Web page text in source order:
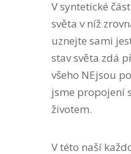
V syntetické
světa v níž
uznejte sami
stav světa zdá
všeho NEjsou
jsme propojení
životem.
V této naší